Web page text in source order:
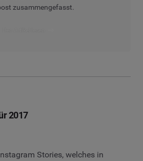
zusammengefasst.
2017
Stories, welches in